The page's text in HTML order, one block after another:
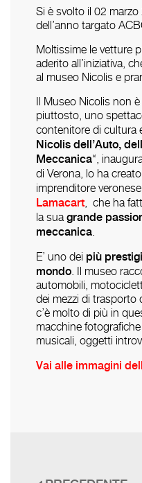
Si è svolto il 02
dell’anno targato
Moltissime le vetture
aderito all’iniziativa,
al museo Nicolis e
Il Museo Nicolis non
piuttosto, uno
contenitore di cultura
Nicolis dell’Auto,
Meccanica“,
di Verona, lo ha creato
imprenditore
Lamacart, che ha
la suagrande
meccanica.
E’ uno dei più
mondo. Il museo
automobili,
dei mezzi di trasporto
c’è molto di più in
macchine
musicali, oggetti
Vai alle immagini